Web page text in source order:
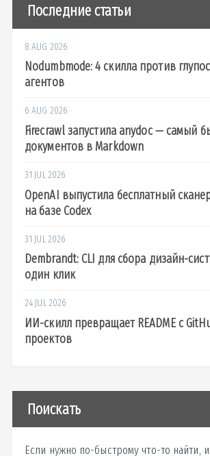
Последние статьи
8 AUG 2026
Nodumbmode: 4 скилла против
агентов
6 AUG 2026
Firecrawl запустила anydoc — самый
документов в Markdown
31 JUL 2026
OpenAI выпустила бесплатный
на базе Codex
31 JUL 2026
Dembrandt: CLI для сбора дизайн-
один клик
24 JUL 2026
ИИ-скилл превращает README с
проектов
Поискать
Если нужно по-быстрому что-то найти,